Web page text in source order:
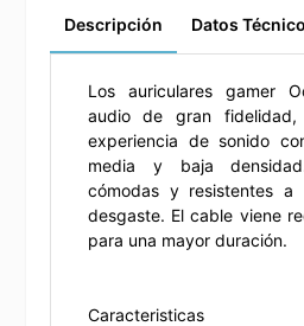
Descripción Datos
Los auriculares gamer
audio de gran
experiencia de sonido
media y baja
cómodas y resistentes
desgaste. El cable viene
para una mayor duración.
Caracteristicas